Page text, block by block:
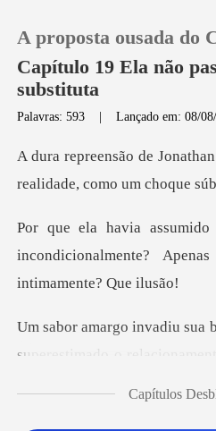
Loja
Histórico
Sair
A proposta ousada do
Capítulo 19 Ela não
substituta
Palavras: 593 |Lançado em: 08/
rea
incondicionalmente?
superestimado o
Capítulos